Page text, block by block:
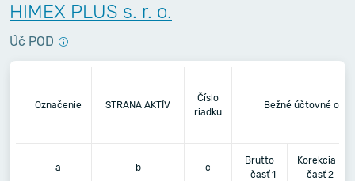
HIMEX PLUS s. r. o.
Úč POD
Označenie STRANA AKTÍV
Číslo
riadku
Bežné účtovné
a b c
Brutto
- časť 1
Korekcia
- časť 2